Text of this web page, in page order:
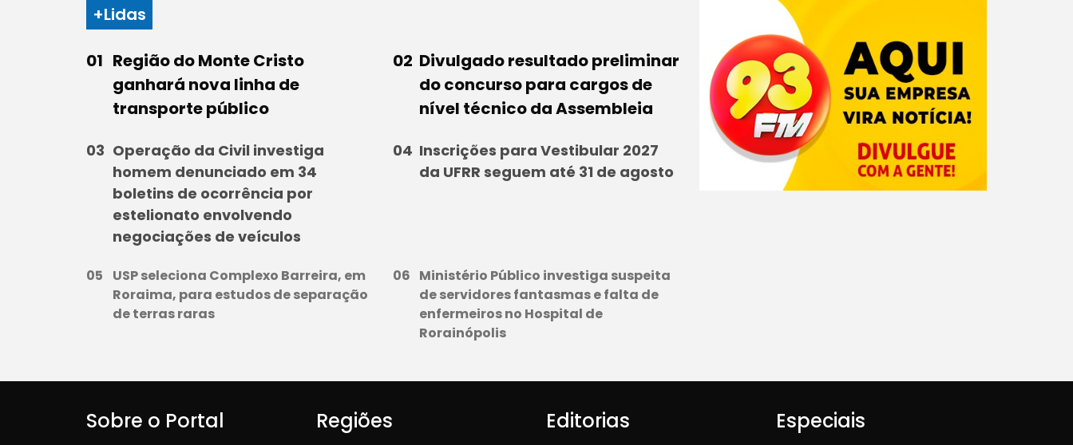
+Lidas
Região do Monte Cristo
ganhará nova linha de
transporte público
Divulgado resultado preliminar
do concurso para cargos de
nível técnico da Assembleia
Operação da Civil investiga
homem denunciado em 34
boletins de ocorrência por
estelionato envolvendo
negociações de veículos
Inscrições para Vestibular 2027
da UFRR seguem até 31 de agosto
USP seleciona Complexo Barreira, em
Roraima, para estudos de separação
de terras raras
Ministério Público investiga suspeita
de servidores fantasmas e falta de
enfermeiros no Hospital de
Rorainópolis
Sobre o Portal Regiões Editorias Especiais